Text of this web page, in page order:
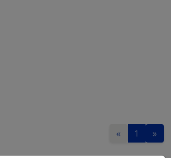
« 1 »